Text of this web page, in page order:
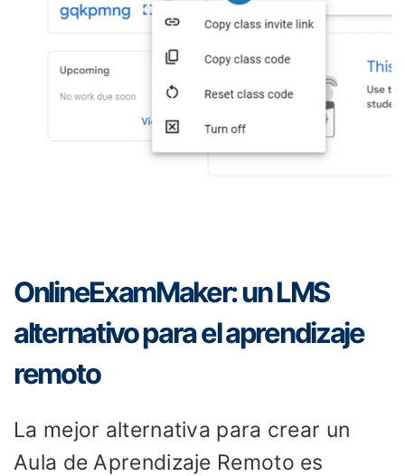
OnlineExamMaker: un LMS
alternativo para el aprendizaje
remoto
La mejor alternativa para crear un
Aula de Aprendizaje Remoto es